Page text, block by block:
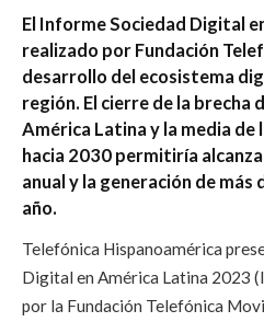
El Informe Sociedad Digital
realizado por Fundación
desarrollo del ecosistema
región. El cierre de la
América Latina y la media de
hacia 2030 permitiría
anual y la generación de más
año.
Telefónica Hispanoamérica
Digital en América Latina 2023
por la Fundación Telefónica